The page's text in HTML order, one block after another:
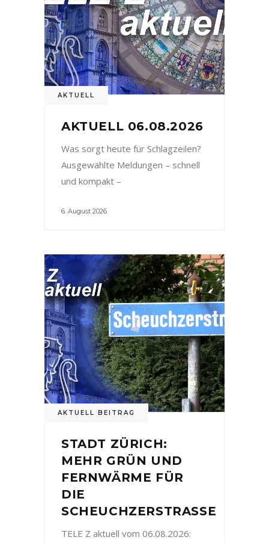
AKTUELL
AKTUELL 06.08.2026
Was sorgt heute für Schlagzeilen?
Ausgewählte Meldungen – schnell
und kompakt –
6. August 2026
AKTUELL BEITRAG
STADT ZÜRICH:
MEHR GRÜN UND
FERNWÄRME FÜR
DIE
SCHEUCHZERSTRASSE
TELE Z aktuell vom 06.08.2026: